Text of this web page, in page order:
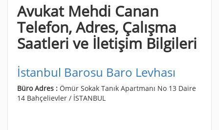
Avukat Mehdi Canan
Telefon, Adres, Çalışma
Saatleri ve İletişim Bilgileri
İstanbul Barosu Baro Levhası
Büro Adres : Ömür Sokak Tanık Apartmanı No 13 Daire
14 Bahçelievler / İSTANBUL